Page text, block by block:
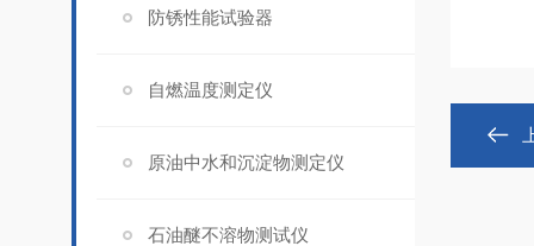
防锈性能试验器
自燃温度测定仪
原油中水和沉淀物测定仪
石油醚不溶物测试仪